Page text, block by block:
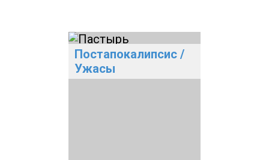
Постапокалипсис /
Ужасы